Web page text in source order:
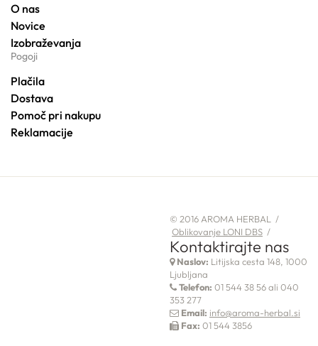
O nas
Novice
Izobraževanja
Pogoji
Plačila
Dostava
Pomoč pri nakupu
Reklamacije
© 2016 AROMA HERBAL /
Oblikovanje LONI DBS /
Kontaktirajte nas
Naslov: Litijska cesta 148, 1000
Ljubljana
Telefon: 01 544 38 56 ali 040
353 277
Email: info@aroma-herbal.si
Fax: 01 544 3856